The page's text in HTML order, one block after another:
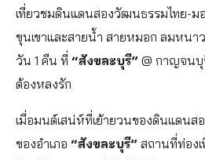
เที่ยวชมดินแดนสองวัฒนธรรมไทย-
ขุนเขาและสายน้ำ สายหมอก ลมหนา
วัน 1 คืน ที่ “สังขละบุรี” @ กาญจนบุ
ต้องหลงรัก
เมื่อมนต์เสน่ห์ที่เย้ายวนของดินแดน
ของอำเภอ “สังขละบุรี” สถานที่ท่อง